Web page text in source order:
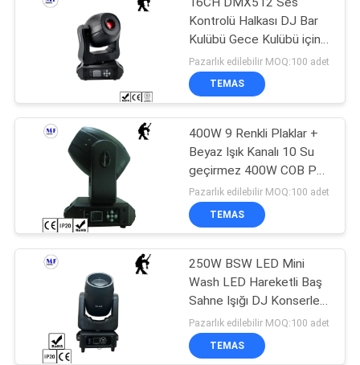
Karayolunda LED
ışıklar
323
LED Arama Işığı
Kontrolü Halkası DJ Bar
Kulübü Gece Kulübü için
150W Hareketli Baş LED
Sahne Işığı
Pazarlık edilebilir MOQ:100 adet
TEMAS
400W 9 Renkli Plaklar +
Beyaz Işık Kanalı 10 Su
geçirmez 400W COB Pan
LED Efekt Lazer Dans
Etkinlik Baş Fenerleri
Pazarlık edilebilir MOQ:100 adet
TEMAS
250W BSW LED Mini
Wash LED Hareketli Baş
Sahne Işığı DJ Konserleri
Canlı Müzik Festivali
Gösteri için DMX Ses
Ses Kontrolüyle
Pazarlık edilebilir MOQ:100 adet
TEMAS